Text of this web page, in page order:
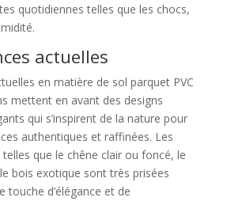
quotidiennes telles que les chocs,
actuelles
en matière de sol parquet PVC
mettent en avant des designs
qui s’inspirent de la nature pour
authentiques et raffinées. Les
que le chêne clair ou foncé, le
bois exotique sont très prisées
touche d’élégance et de